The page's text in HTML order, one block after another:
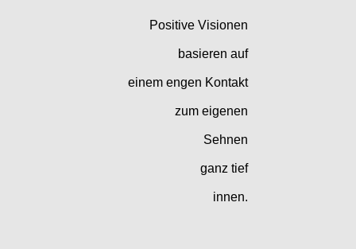
Positive Visionen
basieren auf
einem engen Kontakt
zum eigenen
Sehnen
ganz tief
innen.